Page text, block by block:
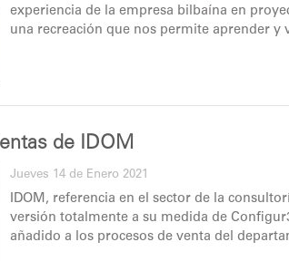
experiencia de la empresa bilbaína en
una recreación que nos permite aprender y
de IDOM
Jueves 14 de Enero 2021
IDOM, referencia en el sector de la
versión totalmente a su medida de
añadido a los procesos de venta del